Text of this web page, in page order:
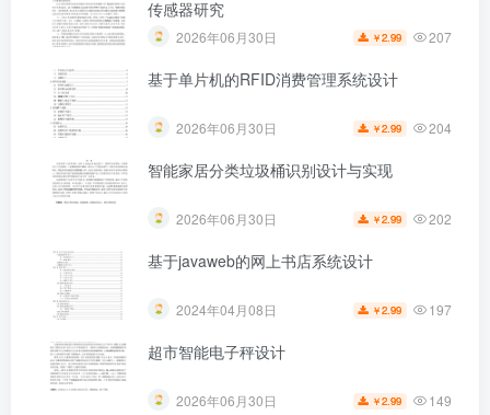
传感器研究
2026年06月30日 ￥2.99 207
基于单片机的RFID消费管理系统设计
2026年06月30日 ￥2.99 204
智能家居分类垃圾桶识别设计与实现
2026年06月30日 ￥2.99 202
基于javaweb的网上书店系统设计
2024年04月08日 ￥2.99 197
超市智能电子秤设计
2026年06月30日 ￥2.99 149